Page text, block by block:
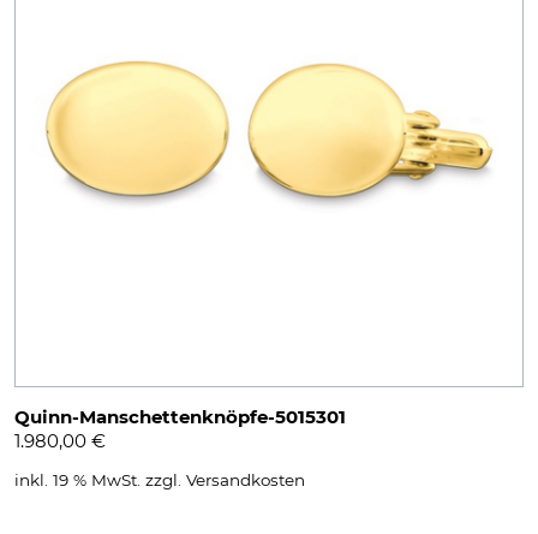
Quinn-Manschettenknöpfe-5015301
1.980,00 €
inkl. 19 % MwSt. zzgl. Versandkosten